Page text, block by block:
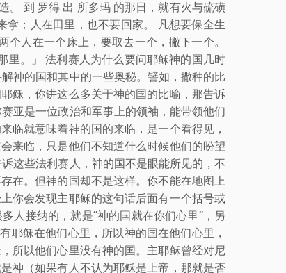
。 到 罗得 出 所多玛 的那日，就有火与硫磺
；人在田里，也不要回家。 凡想要保全生
人在一个床上，要取去一个，撇下一个。
里。」 法利赛人为什么要问耶稣神的国几时
神的国和其中的一些奥秘。譬如，撒种的比
稣，你讲这么多关于神的国的比喻，那告诉
亚是一位政治和军事上的领袖，能带领他们
临就意味着神的国的来临，是一个看得见，
来临，只是他们不知道什么时候他们的盼望
这些法利赛人，神的国不是眼能所见的，不
在。但神的国却不是这样。你不能在地图上
你会发现主耶稣的这句话后面有一个括号或
人接纳的，就是“神的国就在你们心里”，另
耶稣在他们心里，所以神的国在他们心里，
所以他们心里没有神的国。主耶稣曾经对尼
神（如果有人不认为耶稣是上帝，那就是否